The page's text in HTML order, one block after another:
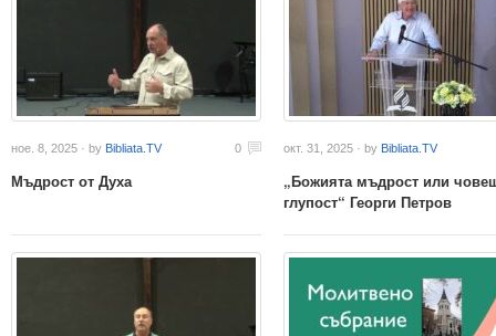
ное. 8, 2025 · by Bibliata.TV 0
Мъдрост от Духа
окт. 31, 2025 · by Bibliata.TV
„Божията мъдрост или
глупост“ Георги Петров